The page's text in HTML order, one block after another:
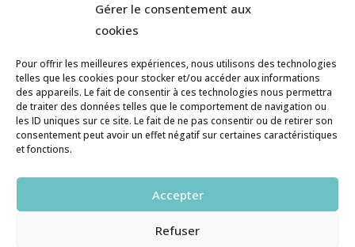
Gérer le consentement aux
cookies
Pour offrir les meilleures expériences, nous utilisons des technologies
telles que les cookies pour stocker et/ou accéder aux informations
des appareils. Le fait de consentir à ces technologies nous permettra
de traiter des données telles que le comportement de navigation ou
les ID uniques sur ce site. Le fait de ne pas consentir ou de retirer son
consentement peut avoir un effet négatif sur certaines caractéristiques
et fonctions.
Accepter
Refuser
Histoire de pâtes utilise des cookies. Pour en
savoir plus, ainsi que sur la politique de
confidentialité, cliquez ici.
Contact
histoiredepates@gmail.com